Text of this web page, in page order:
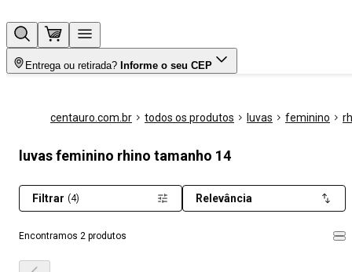
Entrega ou retirada? Informe o seu CEP
centauro.com.br todos os produtos luvas feminino
luvas feminino rhino tamanho 14
Encontramos 2 produtos
Filtrar (4) Relevância